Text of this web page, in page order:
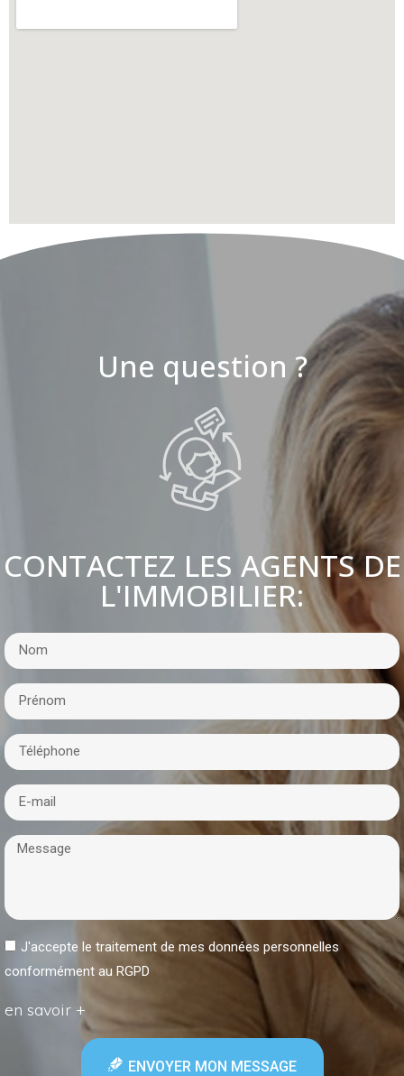
Une question ?
CONTACTEZ LES AGENTS DE
L'IMMOBILIER:
J'accepte le traitement de mes données personnelles
conformément au RGPD
en savoir +
ENVOYER MON MESSAGE